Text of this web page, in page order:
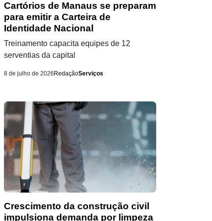
Cartórios de Manaus se preparam
para emitir a Carteira de
Identidade Nacional
Treinamento capacita equipes de 12
serventias da capital
8 de julho de 2026 RedaçãoServiços
Crescimento da construção civil
impulsiona demanda por limpeza